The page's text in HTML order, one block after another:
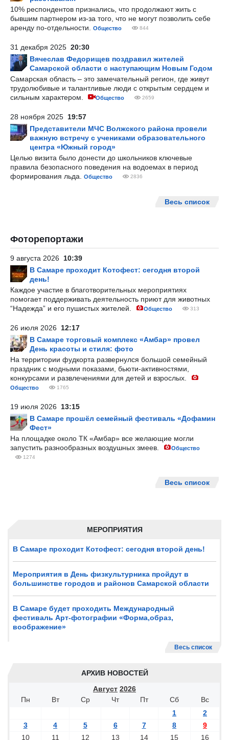
МЕРОПРИЯТИЯ
В Самаре проходит Котофест: сегодня второй день!
Мероприятия в День физкультурника пройдут в
большинстве городов и районов Самарской области
В Самаре будет проходить Международный
фестиваль Арт-фотографии «Форма,образ,
воображение»
Весь список
АРХИВ НОВОСТЕЙ
Август 2026
Пн
Вт Ср Чт Пт Сб
Вс
1
2
3
4 5 6 7 8
9
10
11 12 13 14 15 16
10% респондентов признались, что продолжают жить с
бывшим партнером из-за того, что не могут позволить себе
аренду по-отдельности.
Общество 844
31 декабря 2025 20:30
Вячеслав Федорищев поздравил жителей
Самарской области с наступающим Новым Годом
Самарская область – это замечательный регион, где живут
трудолюбивые и талантливые люди с открытым сердцем и
сильным характером.
Общество 2659
28 ноября 2025 19:57
Представители МЧС Волжского района провели
важную встречу с учениками образовательного
центра «Южный город»
Целью визита было донести до школьников ключевые
правила безопасного поведения на водоемах в период
формирования льда.
Общество 2836
Весь список
Фоторепортажи
9 августа 2026 10:39
В Самаре проходит Котофест: сегодня второй
день!
Каждое участие в благотворительных мероприятиях
помогает поддерживать деятельность приют для животных
“Надежда” и его пушистых жителей.
Общество 313
26 июля 2026 12:17
В Самаре торговый комплекс «Амбар» провел
День красоты и стиля: фото
На территории фудкорта развернулся большой семейный
праздник с модными показами, бьюти-активностями,
конкурсами и развлечениями для детей и взрослых.
Общество 1765
19 июля 2026 13:15
В Самаре прошёл семейный фестиваль «Дофамин
Фест»
На площадке около ТК «Амбар» все желающие могли
запустить разнообразных воздушных змеев.
Общество
1274
Весь список